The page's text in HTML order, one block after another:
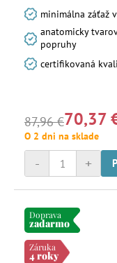
minimálna záťaž
anatomicky
popruhy
certifikovaná
87,96 €70,37
O 2 dni na sklade
+
-
Doprava
zadarmo
Záruka
4 roky